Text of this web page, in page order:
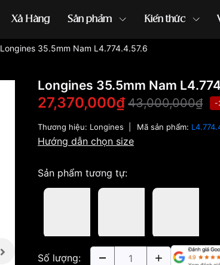
Xả Hàng Sản phẩm Kiến thức
...
Longines 35.5mm Nam L4.774.4.57.6
Longines 35.5mm Nam
27,370,000₫ 43,000,000₫ -
Thương hiệu: Longines Mã sản phẩm:
Hướng dẫn chọn size
Sản phẩm tương tự:
Số lượng: